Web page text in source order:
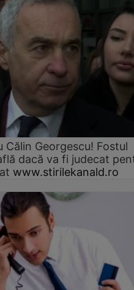
Călin Georgescu! Fostul
dacă va fi judecat
www.stirilekanald.ro